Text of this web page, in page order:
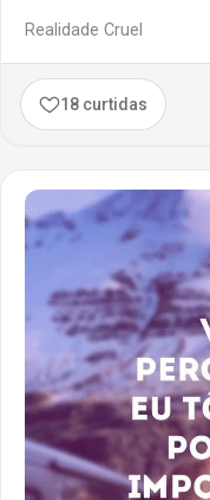
Realidade Cruel
18 curtidas